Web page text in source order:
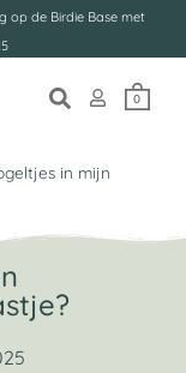
op de Birdie Base met
0
in mijn